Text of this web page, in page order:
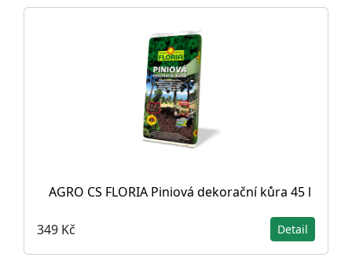
AGRO CS FLORIA Piniová dekorační kůra 45 l
349 Kč Detail